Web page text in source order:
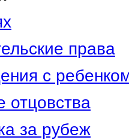
права
с
отцовства
за рубеж